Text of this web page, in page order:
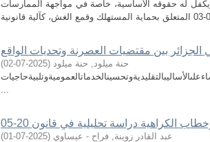
له حقوقه الأساسية، خاصة في مواجهة الممارسات
الجزائر بين مقتضيات العصرنة وتحديات الواقع
حنة ميلود, حنة ميلود (
2025-07-02
)
...
الكراهية دراسة تحليلية في قانون 20-05
عبد القادر زوينة, فراح - عيساوي (
2025-07-01
)